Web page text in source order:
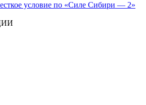
условие по «Силе Сибири — 2»